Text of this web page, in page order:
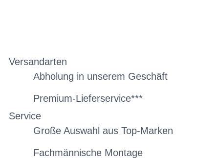
Versandarten
Abholung in unserem Geschäft
Premium-Lieferservice***
Service
Große Auswahl aus Top-Marken
Fachmännische Montage